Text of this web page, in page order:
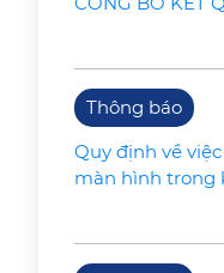
Thông báo
Quy định về
màn hình trong